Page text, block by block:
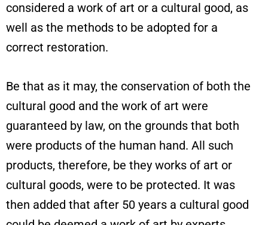
considered a work of art or a cultural good, as
well as the methods to be adopted for a
correct restoration.
Be that as it may, the conservation of both the
cultural good and the work of art were
guaranteed by law, on the grounds that both
were products of the human hand. All such
products, therefore, be they works of art or
cultural goods, were to be protected. It was
then added that after 50 years a cultural good